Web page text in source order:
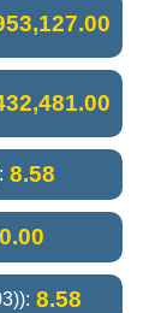
8.58
0.00
8.58